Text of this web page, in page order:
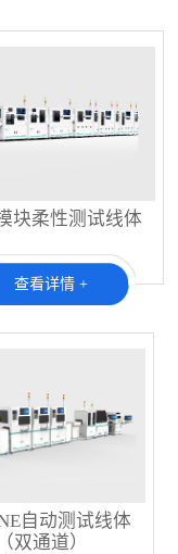
块柔性测试线体
查看详情 +
自动测试线体
（双通道）